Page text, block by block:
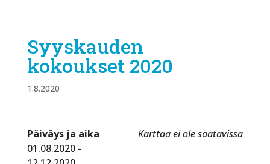
Syyskauden
kokoukset 2020
1.8.2020
Karttaa ei ole saatavissa
Päiväys ja aika
01.08.2020 -